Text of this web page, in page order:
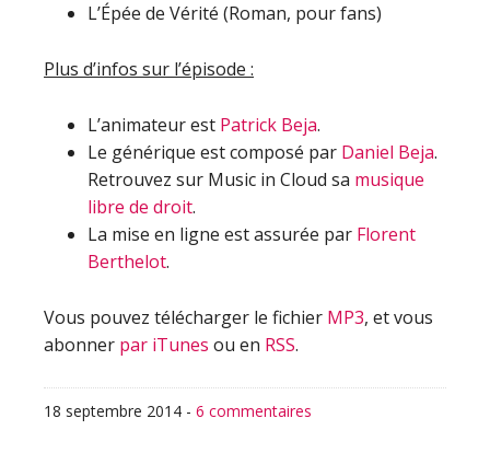
L’Épée de Vérité (Roman, pour fans)
Plus d’infos sur l’épisode :
L’animateur est Patrick Beja.
Le générique est composé par Daniel Beja.
Retrouvez sur Music in Cloud sa musique
libre de droit.
La mise en ligne est assurée par Florent
Berthelot.
Vous pouvez télécharger le fichier MP3, et vous
abonner par iTunes ou en RSS.
18 septembre 2014 - 6 commentaires